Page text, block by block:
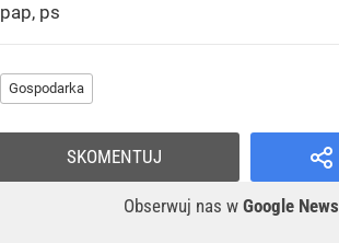
pap, ps
Gospodarka
Obserwuj nas w Google News
SKOMENTUJ